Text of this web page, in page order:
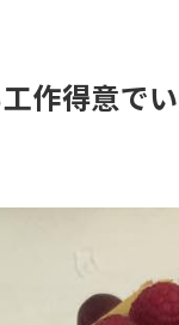
作得意で